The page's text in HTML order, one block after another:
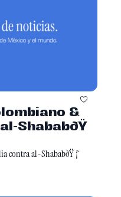
&
ShababðŸ
contra al-ShababðŸ ̃¡